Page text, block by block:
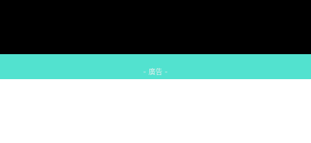
- 廣告 -